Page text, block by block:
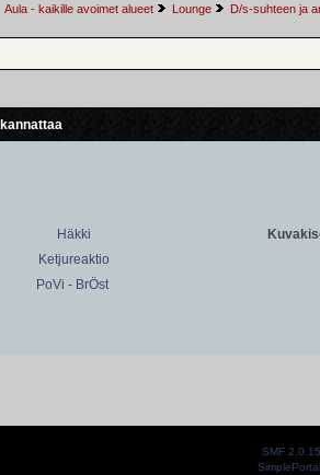
Aula - kaikille avoimet alueet Lounge D/s-suhteen ja
Häkki
Ketjureaktio
PoVi - BrÖst
SMF 2.0.15